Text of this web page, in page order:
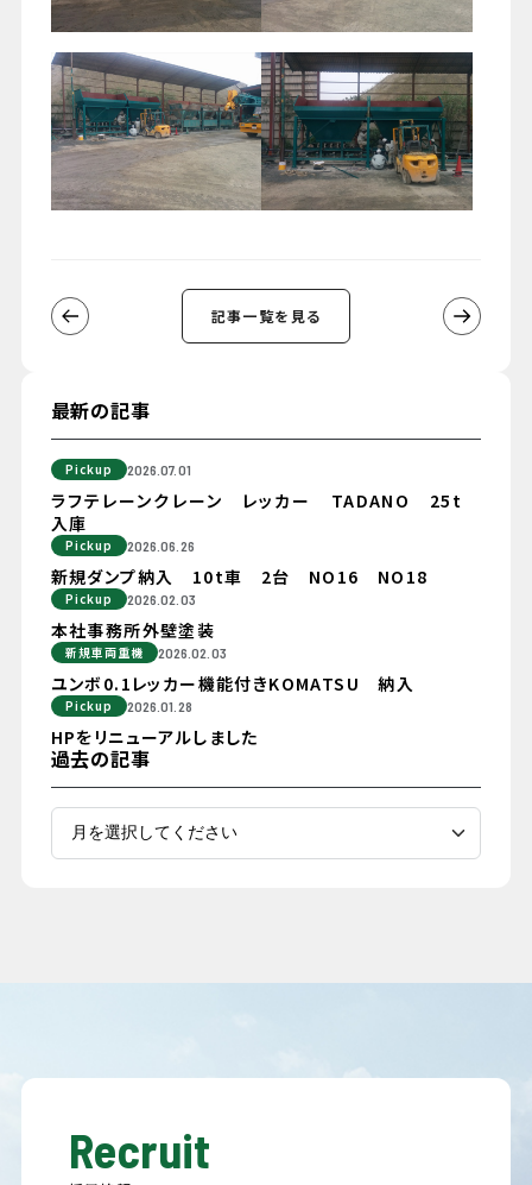
記事一覧を見る
最新の記事
Pickup 2026.07.01
ラフテレーンクレーン レッカー TADANO 25t
入庫
Pickup 2026.06.26
新規ダンプ納入 10t車 2台 NO16 NO18
Pickup 2026.02.03
本社事務所外壁塗装
新規車両重機 2026.02.03
ユンボ0.1レッカー機能付きKOMATSU 納入
Pickup 2026.01.28
HPをリニューアルしました
過去の記事
Recruit